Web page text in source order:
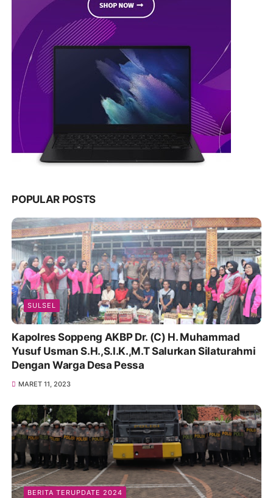
POPULAR POSTS
SULSEL
Kapolres Soppeng AKBP Dr. (C) H. Muhammad
Yusuf Usman S.H.,S.I.K.,M.T Salurkan Silaturahmi
Dengan Warga Desa Pessa
MARET 11, 2023
BERITA TERUPDATE 2024